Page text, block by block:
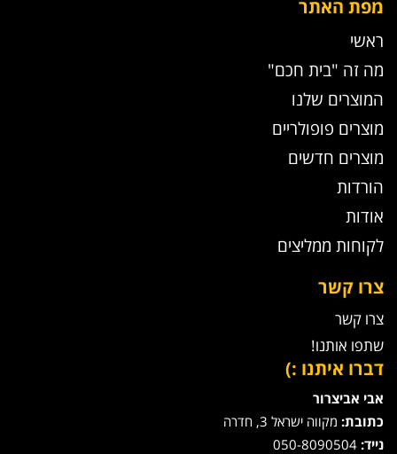
מפת האתר
ראשי
מה זה "בית חכם"
המוצרים שלנו
מוצרים פופולריים
מוצרים חדשים
הורדות
אודות
לקוחות ממליצים
צרו קשר
צרו קשר
שתפו אותנו!
דברו איתנו :)
אבי אביצרור
כתובת: מקווה ישראל 3, חדרה
נייד: